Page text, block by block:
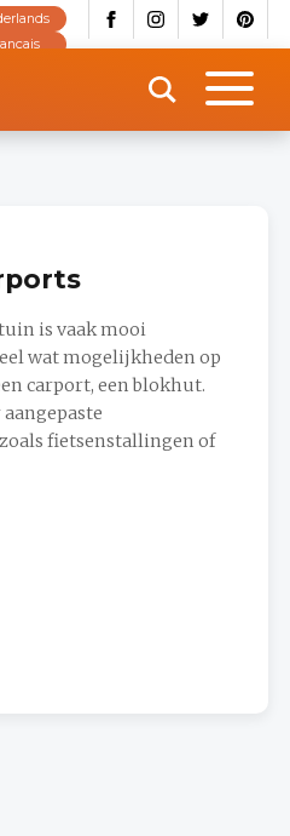
is vaak mooi
wat mogelijkheden op
carport, een blokhut.
fietsenstallingen of